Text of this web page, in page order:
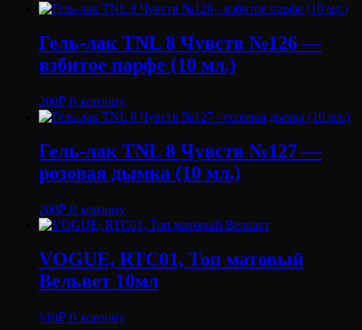
Гель-лак TNL 8 Чувств №126 —
взбитое парфе (10 мл.)
200₽ В корзину
Гель-лак TNL 8 Чувств №127 —
розовая дымка (10 мл.)
200₽ В корзину
VOGUE, RTC01, Топ матовый
Вельвет 10мл
510₽ В корзину